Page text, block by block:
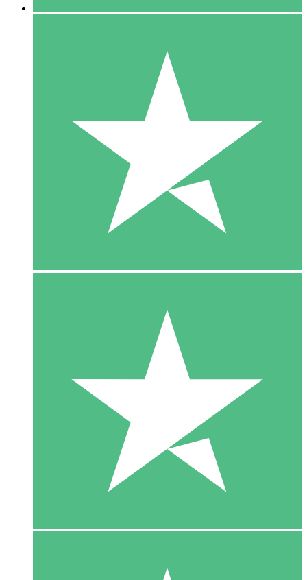
10 Downloads
20 00